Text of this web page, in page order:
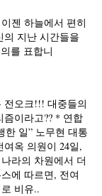
젠 하늘에서 편히
지난 시간들을
를 표합니
전오크!!! 대중들의
이라고?? * 연합
한 일” 노무현 대통
옥 의원이 24일,
라의 차원에서 더
에 따르면, 전여
비유..